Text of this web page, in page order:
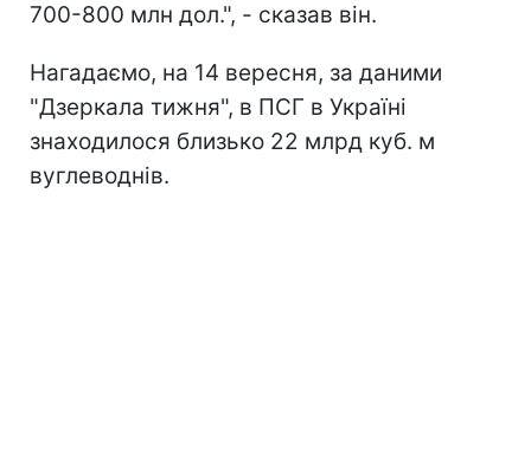
700-800 млн дол.", - сказав він.
Нагадаємо, на 14 вересня, за даними
"Дзеркала тижня", в ПСГ в Україні
знаходилося близько 22 млрд куб. м
вуглеводнів.